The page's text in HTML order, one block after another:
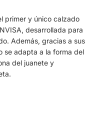
primer y único calzado
desarrollada para
Además, gracias a sus
se adapta a la forma del
del juanete y